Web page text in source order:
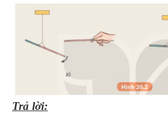
Trả lời: